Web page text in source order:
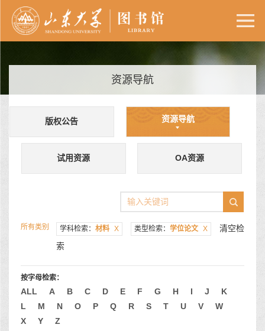
资源导航
版权公告 资源导航
试用资源 OA资源
所有类别 学科检索： 材料 X 类型检索： 学位论文 X
清空检
索
按字母检索：
ALL A B C D E F G H I J
K
L
M N O P Q R S T U V
W
X
Y Z